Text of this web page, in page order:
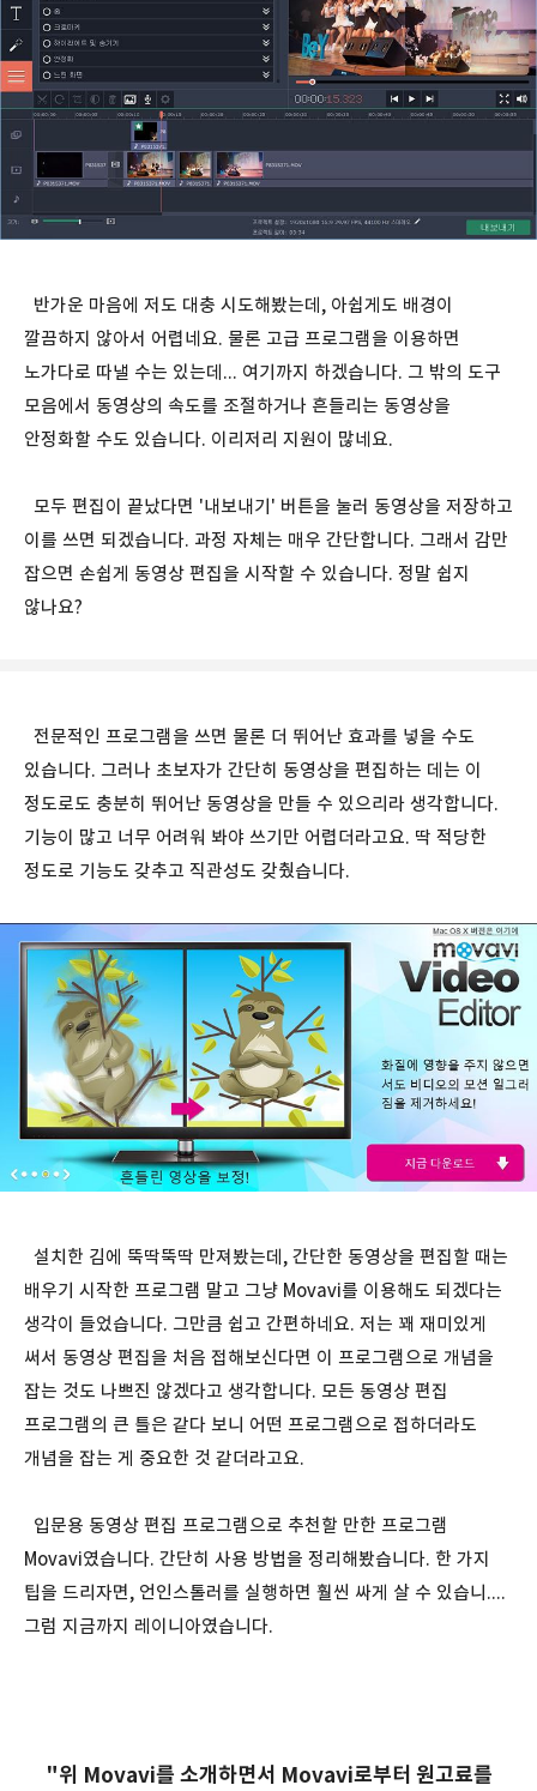
반가운 마음에 저도 대충 시도해봤는데, 아쉽게도 배경이
깔끔하지 않아서 어렵네요. 물론 고급 프로그램을 이용하면
노가다로 따낼 수는 있는데... 여기까지 하겠습니다. 그 밖의 도구
모음에서 동영상의 속도를 조절하거나 흔들리는 동영상을
안정화할 수도 있습니다. 이리저리 지원이 많네요.
모두 편집이 끝났다면 '내보내기' 버튼을 눌러 동영상을 저장하고
이를 쓰면 되겠습니다. 과정 자체는 매우 간단합니다. 그래서 감만
잡으면 손쉽게 동영상 편집을 시작할 수 있습니다. 정말 쉽지
않나요?
전문적인 프로그램을 쓰면 물론 더 뛰어난 효과를 넣을 수도
있습니다. 그러나 초보자가 간단히 동영상을 편집하는 데는 이
정도로도 충분히 뛰어난 동영상을 만들 수 있으리라 생각합니다.
기능이 많고 너무 어려워 봐야 쓰기만 어렵더라고요. 딱 적당한
정도로 기능도 갖추고 직관성도 갖췄습니다.
설치한 김에 뚝딱뚝딱 만져봤는데, 간단한 동영상을 편집할 때는
배우기 시작한 프로그램 말고 그냥 Movavi를 이용해도 되겠다는
생각이 들었습니다. 그만큼 쉽고 간편하네요. 저는 꽤 재미있게
써서 동영상 편집을 처음 접해보신다면 이 프로그램으로 개념을
잡는 것도 나쁘진 않겠다고 생각합니다. 모든 동영상 편집
프로그램의 큰 틀은 같다 보니 어떤 프로그램으로 접하더라도
개념을 잡는 게 중요한 것 같더라고요.
입문용 동영상 편집 프로그램으로 추천할 만한 프로그램
Movavi였습니다. 간단히 사용 방법을 정리해봤습니다. 한 가지
팁을 드리자면, 언인스톨러를 실행하면 훨씬 싸게 살 수 있습니....
그럼 지금까지 레이니아였습니다.
"위 Movavi를 소개하면서 Movavi로부터 원고료를